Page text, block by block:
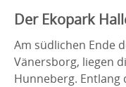
Der Ekopark
Am südlichen Ende
Vänersborg, liegen
Hunneberg. Entlang